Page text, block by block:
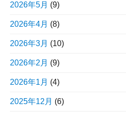
2026年5月 (9)
2026年4月 (8)
2026年3月 (10)
2026年2月 (9)
2026年1月 (4)
2025年12月 (6)